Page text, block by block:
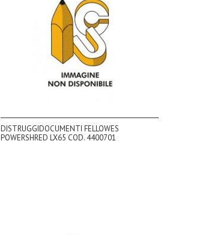
DISTRUGGIDOCUMENTI FELLOWES
POWERSHRED LX65 COD. 4400701